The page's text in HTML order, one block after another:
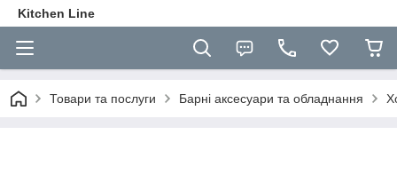
Kitchen Line
Товари та послуги Барні аксесуари та обладнання